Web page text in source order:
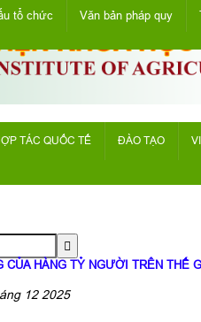
tổ chức Văn bản pháp quy
TÁC QUỐC TẾ ĐÀO TẠO
CỦA HÀNG TỶ NGƯỜI TRÊN THẾ
12 2025